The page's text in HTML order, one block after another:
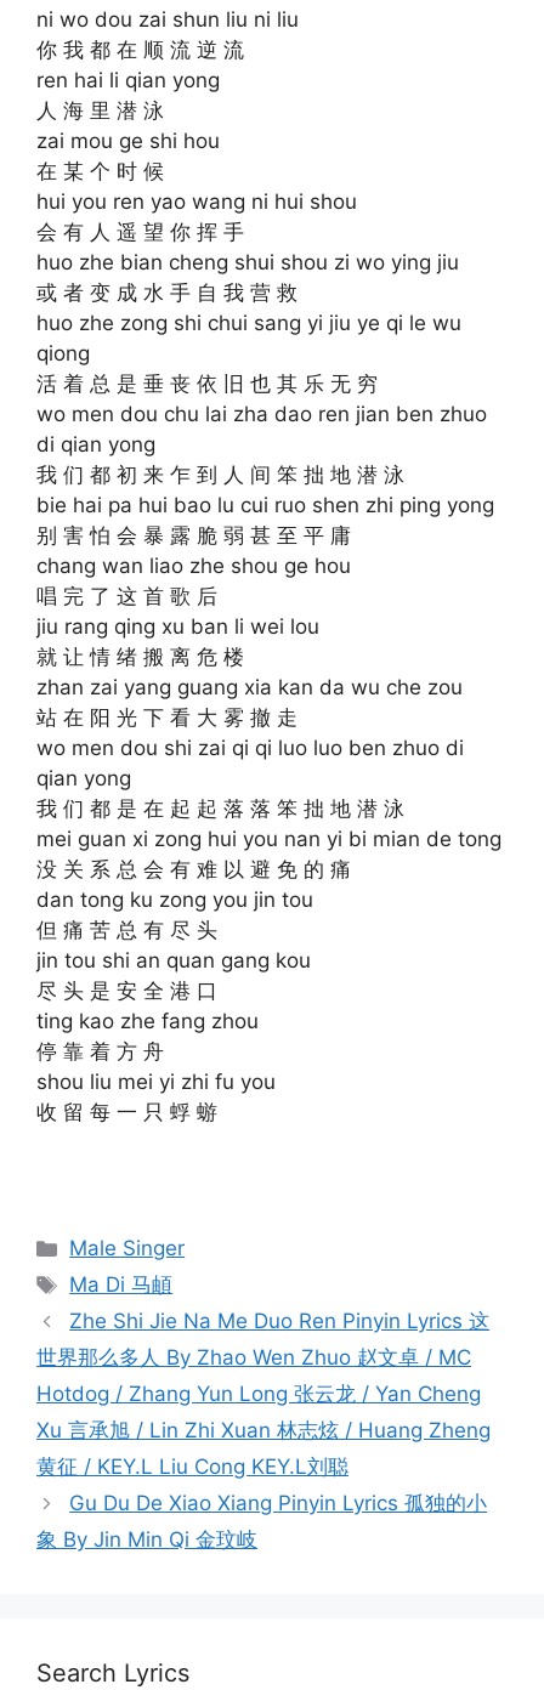
ni wo dou zai shun liu ni liu
你 我 都 在 顺 流 逆 流
ren hai li qian yong
人 海 里 潜 泳
zai mou ge shi hou
在 某 个 时 候
hui you ren yao wang ni hui shou
会 有 人 遥 望 你 挥 手
huo zhe bian cheng shui shou zi wo ying jiu
或 者 变 成 水 手 自 我 营 救
huo zhe zong shi chui sang yi jiu ye qi le wu
qiong
活 着 总 是 垂 丧 依 旧 也 其 乐 无 穷
wo men dou chu lai zha dao ren jian ben zhuo
di qian yong
我 们 都 初 来 乍 到 人 间 笨 拙 地 潜 泳
bie hai pa hui bao lu cui ruo shen zhi ping yong
别 害 怕 会 暴 露 脆 弱 甚 至 平 庸
chang wan liao zhe shou ge hou
唱 完 了 这 首 歌 后
jiu rang qing xu ban li wei lou
就 让 情 绪 搬 离 危 楼
zhan zai yang guang xia kan da wu che zou
站 在 阳 光 下 看 大 雾 撤 走
wo men dou shi zai qi qi luo luo ben zhuo di
qian yong
我 们 都 是 在 起 起 落 落 笨 拙 地 潜 泳
mei guan xi zong hui you nan yi bi mian de tong
没 关 系 总 会 有 难 以 避 免 的 痛
dan tong ku zong you jin tou
但 痛 苦 总 有 尽 头
jin tou shi an quan gang kou
尽 头 是 安 全 港 口
ting kao zhe fang zhou
停 靠 着 方 舟
shou liu mei yi zhi fu you
收 留 每 一 只 蜉 蝣
Categories
Male Singer
Tags
Ma Di 马頔
Post
navigation
Zhe Shi Jie Na Me Duo Ren Pinyin Lyrics 这
世界那么多人 By Zhao Wen Zhuo 赵文卓 / MC
Hotdog / Zhang Yun Long 张云龙 / Yan Cheng
Xu 言承旭 / Lin Zhi Xuan 林志炫 / Huang Zheng
黄征 / KEY.L Liu Cong KEY.L刘聪
Gu Du De Xiao Xiang Pinyin Lyrics 孤独的小
象 By Jin Min Qi 金玟岐
Search Lyrics